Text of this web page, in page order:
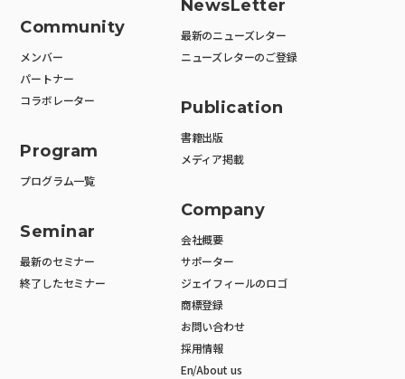
Community
メンバー
パートナー
コラボレーター
Program
プログラム一覧
Seminar
最新のセミナー
終了したセミナー
NewsLetter
最新のニューズレター
ニューズレターのご登録
Publication
書籍出版
メディア掲載
Company
会社概要
サポーター
ジェイフィールのロゴ
商標登録
お問い合わせ
採用情報
En/About us